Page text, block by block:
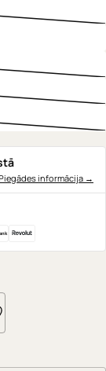
informācija →